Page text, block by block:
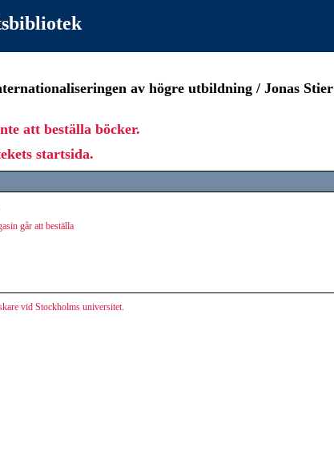
av högre utbildning / Jonas Stier
att beställa böcker.
startsida.
går att beställa
vid Stockholms universitet.